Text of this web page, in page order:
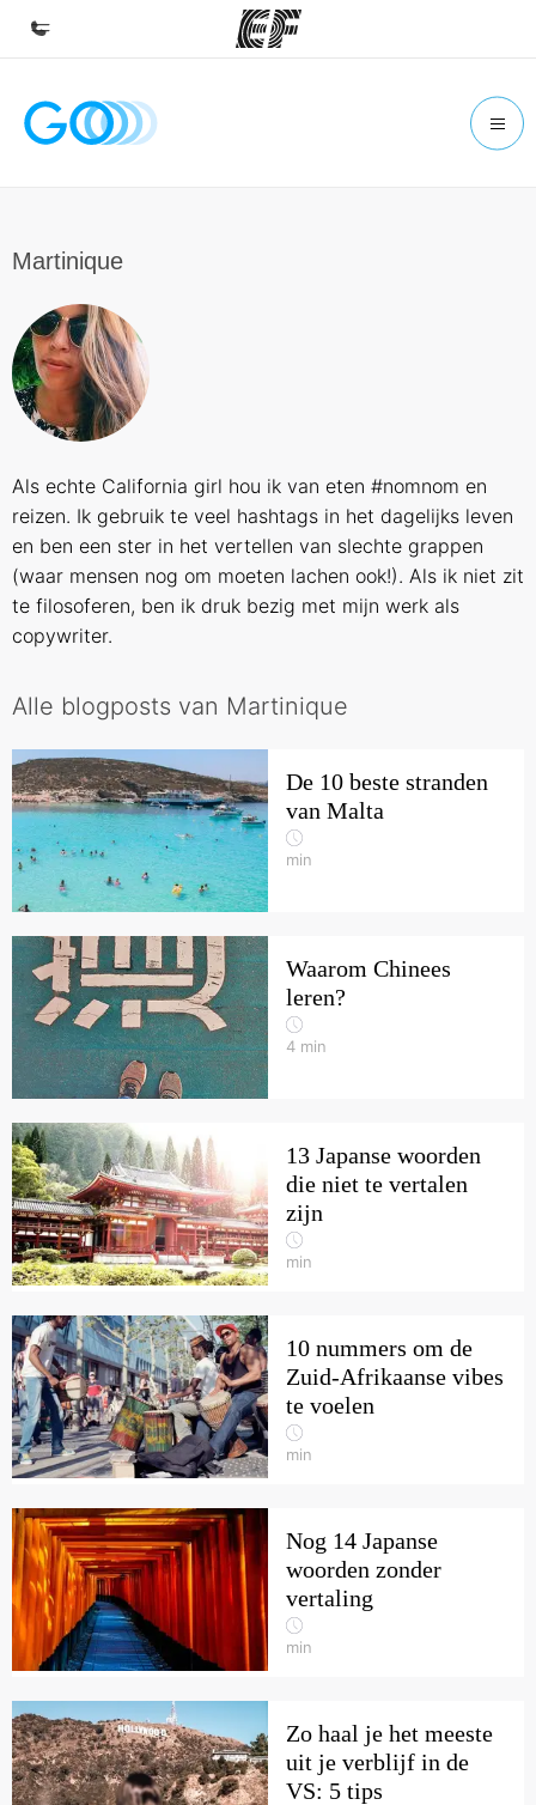
Home
Vind een kantoor
Over ons
Wie wij zijn
Martinique
Als echte California girl hou ik van eten #nomnom en
reizen. Ik gebruik te veel hashtags in het dagelijks leven
en ben een ster in het vertellen van slechte grappen
(waar mensen nog om moeten lachen ook!). Als ik niet zit
te filosoferen, ben ik druk bezig met mijn werk als
copywriter.
Alle blogposts van Martinique
De 10 beste stranden
van Malta
min
Waarom Chinees
leren?
4 min
13 Japanse woorden
die niet te vertalen
zijn
min
10 nummers om de
Zuid-Afrikaanse vibes
te voelen
min
Nog 14 Japanse
woorden zonder
vertaling
min
Zo haal je het meeste
uit je verblijf in de
VS: 5 tips